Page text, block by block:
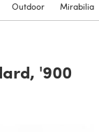
Outdoor Mirabilia
'900